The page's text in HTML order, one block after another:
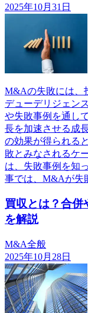
2025年10月31日
M&Aの失敗には、
デューデリジェン
や失敗事例を通し
長を加速させる成
の効果が得られる
敗とみなされるケ
は、失敗事例を知
事では、M&Aが失
買収とは？合
を解説
M&A全般
2025年10月28日